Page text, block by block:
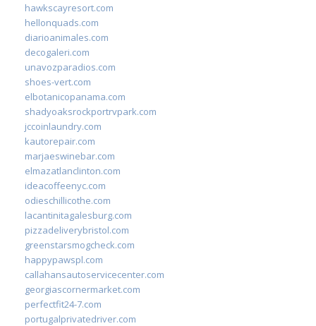
hawkscayresort.com
hellonquads.com
diarioanimales.com
decogaleri.com
unavozparadios.com
shoes-vert.com
elbotanicopanama.com
shadyoaksrockportrvpark.com
jccoinlaundry.com
kautorepair.com
marjaeswinebar.com
elmazatlanclinton.com
ideacoffeenyc.com
odieschillicothe.com
lacantinitagalesburg.com
pizzadeliverybristol.com
greenstarsmogcheck.com
happypawspl.com
callahansautoservicecenter.com
georgiascornermarket.com
perfectfit24-7.com
portugalprivatedriver.com